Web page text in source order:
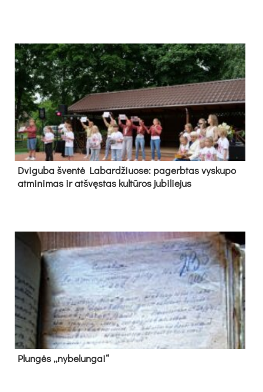
Dvi­gu­ba šven­tė La­bar­džiuo­se: pa­gerb­tas vys­ku­po
at­mi­ni­mas ir at­švęs­tas kul­tū­ros ju­bi­lie­jus
Plun­gės „ny­be­lun­gai“